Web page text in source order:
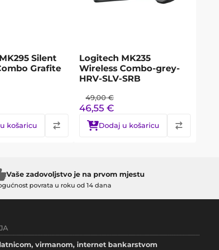
Silent
Grafite
košaricu
Logitech MK235
Wireless Combo-grey-
HRV-SLV-SRB
49,00 €
46,55 €
Dodaj u košaricu
Vaše zadovoljstvo je na prvom mjestu
povrata u roku od 14 dana
virmanom, internet bankarstvom